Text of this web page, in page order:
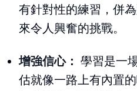
有針對性的練習，併
來令人興奮的挑戰。
增強信心： 學習是一
估就像一路上有內置